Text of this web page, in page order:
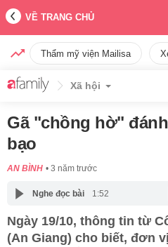
VỀ TRANG CHỦ
Thẩm mỹ viện Mailisa
Xã hội
Gã "chồng hờ"
bạo
AN BÌNH 3 năm trước
Nghe đọc bài 1:52
Ngày 19/10, thông tin từ
(An Giang) cho biết, đơn